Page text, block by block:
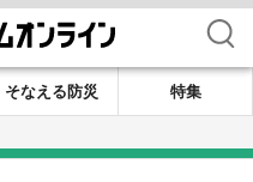
検索
そなえる防災
特集